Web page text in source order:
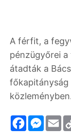
A férfit, a
pénzügyőrei
átadták a
főkapitányság
F
a
M
e
E
m